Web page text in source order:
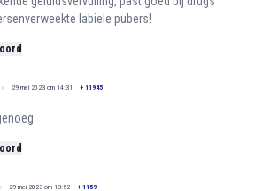
labiele pubers!
29 mei 2023 om 14:31 + 11945
29 mei 2023 om 13:52 + 1159